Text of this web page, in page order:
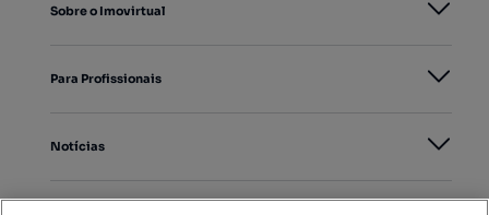
Sobre o Imovirtual
Para Profissionais
Notícias